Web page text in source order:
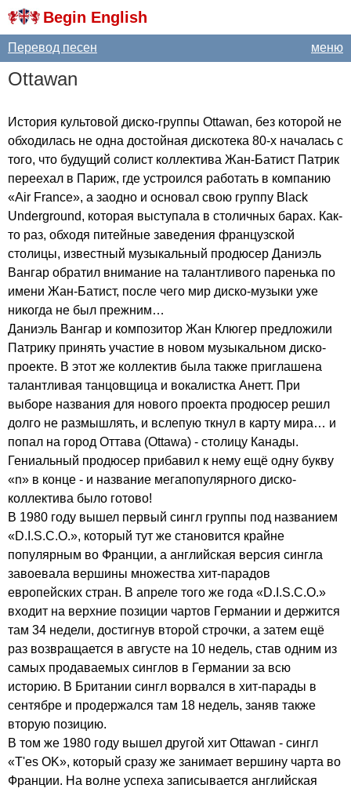
Begin English
меню
Перевод песен
Ottawan
История культовой диско-группы Ottawan, без которой не
обходилась не одна достойная дискотека 80-х началась с
того, что будущий солист коллектива Жан-Батист Патрик
переехал в Париж, где устроился работать в компанию
«Air France», а заодно и основал свою группу Black
Underground, которая выступала в столичных барах. Как-
то раз, обходя питейные заведения французской
столицы, известный музыкальный продюсер Даниэль
Вангар обратил внимание на талантливого паренька по
имени Жан-Батист, после чего мир диско-музыки уже
никогда не был прежним…
Даниэль Вангар и композитор Жан Клюгер предложили
Патрику принять участие в новом музыкальном диско-
проекте. В этот же коллектив была также приглашена
талантливая танцовщица и вокалистка Анетт. При
выборе названия для нового проекта продюсер решил
долго не размышлять, и вслепую ткнул в карту мира… и
попал на город Оттава (Ottawa) - столицу Канады.
Гениальный продюсер прибавил к нему ещё одну букву
«n» в конце - и название мегапопулярного диско-
коллектива было готово!
В 1980 году вышел первый сингл группы под названием
«D. .S.C.O.», который тут же становится крайне
популярным во Франции, а английская версия сингла
завоевала вершины множества хит-парадов
европейских стран. В апреле того же года «D. .S.C.O.»
входит на верхние позиции чартов Германии и держится
там 34 недели, достигнув второй строчки, а затем ещё
раз возвращается в августе на 10 недель, став одним из
самых продаваемых синглов в Германии за всю
историю. В Британии сингл ворвался в хит-парады в
сентябре и продержался там 18 недель, заняв также
вторую позицию.
В том же 1980 году вышел другой хит Ottawan - сингл
«T'es OK», который сразу же занимает вершину чарта во
Франции. На волне успеха записывается английская